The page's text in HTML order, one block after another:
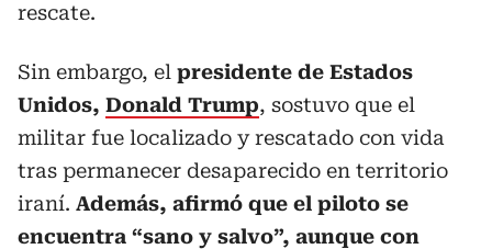
rescate.
Sin embargo, el presidente de Estados
Unidos, Donald Trump, sostuvo que el
militar fue localizado y rescatado con vida
tras permanecer desaparecido en territorio
iraní. Además, afirmó que el piloto se
encuentra “sano y salvo”, aunque con